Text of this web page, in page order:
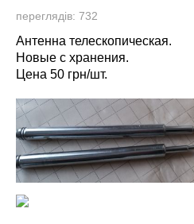
переглядів: 732
Антенна телескопическая.
Новые с хранения.
Цена 50 грн/шт.